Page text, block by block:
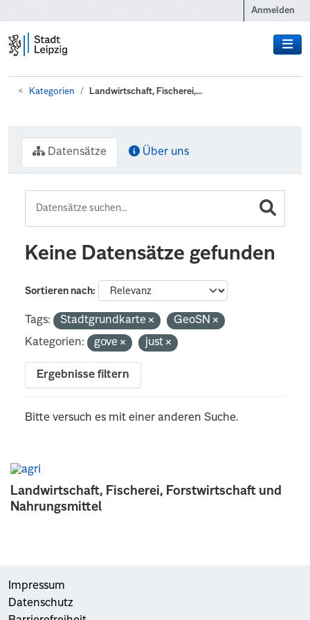
Anmelden
Kategorien Landwirtschaft, Fischerei,...
Landwirtschaft, Fischerei, Forstwirtschaft und
Nahrungsmittel
Datensätze Über uns
Keine Datensätze gefunden
Sortieren nach
Tags: Stadtgrundkarte
GeoSN
Kategorien:
gove just
Ergebnisse filtern
Bitte versuch es mit einer anderen Suche.
Impressum
Datenschutz